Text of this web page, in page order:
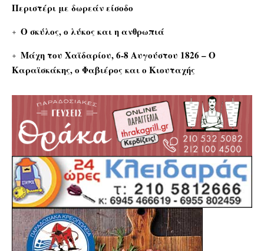
Περιστέρι με δωρεάν είσοδο
Ο σκύλος, ο λύκος και η ανθρωπιά
Μάχη του Χαϊδαρίου, 6-8 Αυγούστου 1826 – Ο
Καραϊσκάκης, ο Φαβιέρος και ο Κιουταχής